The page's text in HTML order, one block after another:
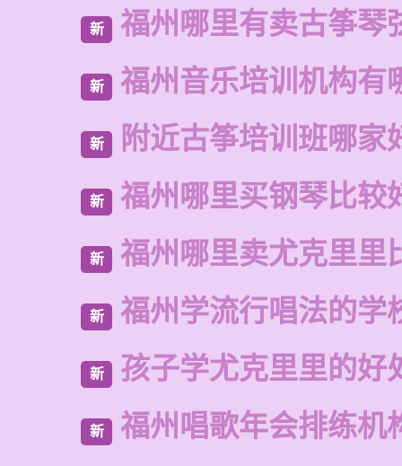
新 福州哪里有卖古筝琴
新 福州音乐培训机构有
新 附近古筝培训班哪家
新 福州哪里买钢琴比较
新 福州哪里卖尤克里里
新 福州学流行唱法的学
新 孩子学尤克里里的好
新 福州唱歌年会排练机